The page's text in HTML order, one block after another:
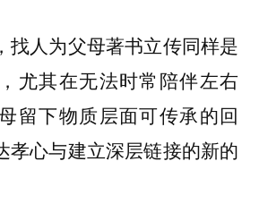
找人为父母著书立传同样是
尤其在无法时常陪伴左右
留下物质层面可传承的回
孝心与建立深层链接的新的